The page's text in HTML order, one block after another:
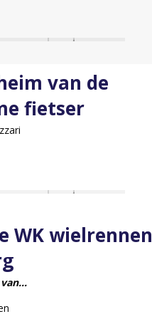
van de
fietser
WK wielrennen
van…